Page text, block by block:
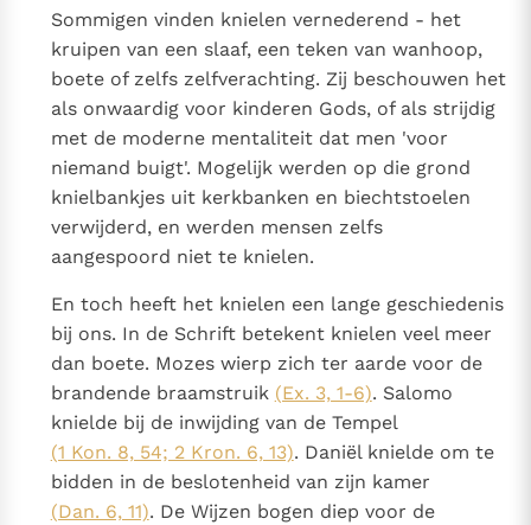
Sommigen vinden knielen vernederend - het
kruipen van een slaaf, een teken van wanhoop,
boete of zelfs zelfverachting. Zij beschouwen het
als onwaardig voor kinderen Gods, of als strijdig
met de moderne mentaliteit dat men 'voor
niemand buigt'. Mogelijk werden op die grond
knielbankjes uit kerkbanken en biechtstoelen
verwijderd, en werden mensen zelfs
aangespoord niet te knielen.
En toch heeft het knielen een lange geschiedenis
bij ons. In de Schrift betekent knielen veel meer
dan boete. Mozes wierp zich ter aarde voor de
brandende braamstruik (Ex. 3, 1-6). Salomo
knielde bij de inwijding van de Tempel
(1 Kon. 8, 54; 2 Kron. 6, 13). Daniël knielde om te
bidden in de beslotenheid van zijn kamer
(Dan. 6, 11). De Wijzen bogen diep voor de